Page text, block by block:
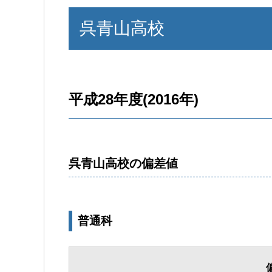
呉青山高校
平成28年度(2016年)
呉青山高校の偏差値
普通科